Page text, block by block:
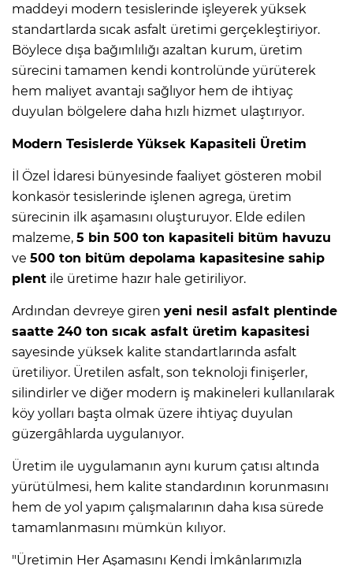
maddeyi modern tesislerinde işleyerek yüksek
standartlarda sıcak asfalt üretimi gerçekleştiriyor.
Böylece dışa bağımlılığı azaltan kurum, üretim
sürecini tamamen kendi kontrolünde yürüterek
hem maliyet avantajı sağlıyor hem de ihtiyaç
duyulan bölgelere daha hızlı hizmet ulaştırıyor.
Modern Tesislerde Yüksek Kapasiteli Üretim
İl Özel İdaresi bünyesinde faaliyet gösteren mobil
konkasör tesislerinde işlenen agrega, üretim
sürecinin ilk aşamasını oluşturuyor. Elde edilen
malzeme, 5 bin 500 ton kapasiteli bitüm havuzu
ve 500 ton bitüm depolama kapasitesine sahip
plent ile üretime hazır hale getiriliyor.
Ardından devreye giren yeni nesil asfalt plentinde
saatte 240 ton sıcak asfalt üretim kapasitesi
sayesinde yüksek kalite standartlarında asfalt
üretiliyor. Üretilen asfalt, son teknoloji finişerler,
silindirler ve diğer modern iş makineleri kullanılarak
köy yolları başta olmak üzere ihtiyaç duyulan
güzergâhlarda uygulanıyor.
Üretim ile uygulamanın aynı kurum çatısı altında
yürütülmesi, hem kalite standardının korunmasını
hem de yol yapım çalışmalarının daha kısa sürede
tamamlanmasını mümkün kılıyor.
"Üretimin Her Aşamasını Kendi İmkânlarımızla